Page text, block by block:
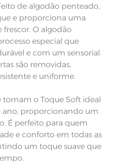
100% Algodão
King
Bege
1 Lençol de Elástico; 1 Sobrelençol; 2
Sobrelençol: 2,90m x 2,40m; Lençol
de Elástico: 1,93m x 2,03m x 40cm;
Fronha: 50cm x 70cm
Estampado
Pode haver pequena variação de
cor, de acordo com a configuração
e modelo do monitor ou do
aparelho celular. Consultar a cor
suave ou delicado de
água;
de amaciante e sabão;
na etiqueta.
de algodão penteado,
e proporciona uma
frescor. O algodão
especial que
e com um sensorial
são removidas,
e uniforme.
tornam o Toque Soft ideal
ano, proporcionando um
É perfeito para quem
e conforto em todas as
um toque suave que